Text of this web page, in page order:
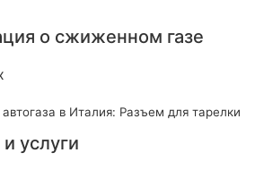
о сжиженном газе
в Италия: Разъем для тарелки
услуги